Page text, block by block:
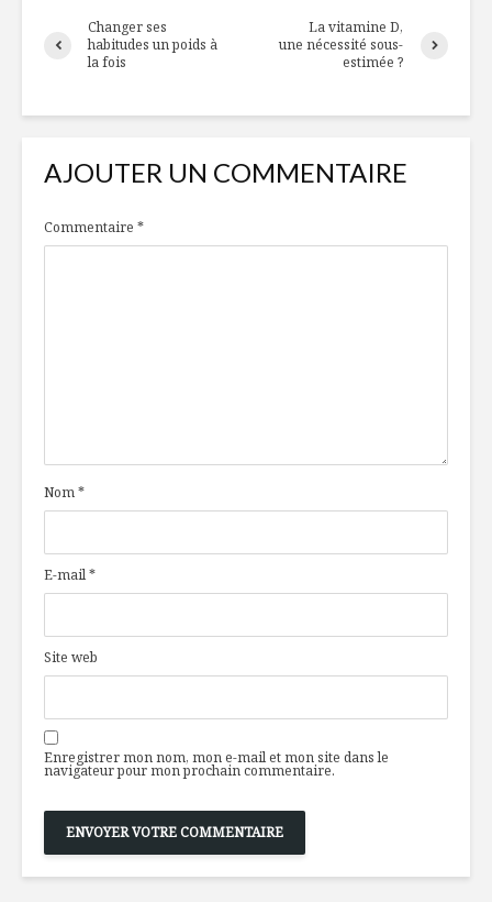
Changer ses
habitudes un poids à
la fois
La vitamine D,
une nécessité sous-
estimée ?
AJOUTER UN COMMENTAIRE
Commentaire *
Nom*
E-mail*
Site web
Enregistrer mon nom, mon e-mail et mon site dans le
navigateur pour mon prochain commentaire.